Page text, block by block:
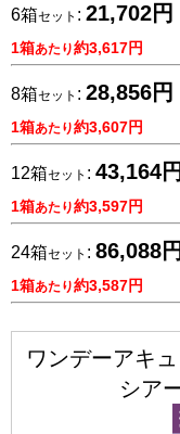
6箱セット : 21,702円
1箱あたり約3,617円
8箱セット : 28,856円
1箱あたり約3,607円
12箱セット : 43,164円
1箱あたり約3,597円
24箱セット : 86,088円
1箱あたり約3,587円
ワンデーアキ
シア